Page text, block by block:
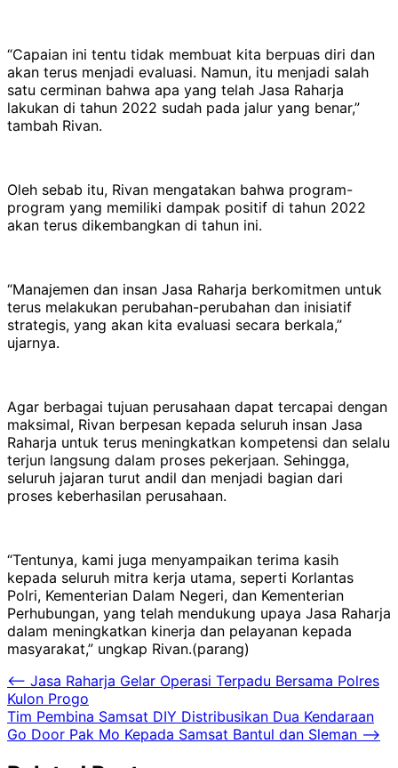
“Capaian ini tentu tidak membuat kita berpuas diri dan
akan terus menjadi evaluasi. Namun, itu menjadi salah
satu cerminan bahwa apa yang telah Jasa Raharja
lakukan di tahun 2022 sudah pada jalur yang benar,”
tambah Rivan.
Oleh sebab itu, Rivan mengatakan bahwa program-
program yang memiliki dampak positif di tahun 2022
akan terus dikembangkan di tahun ini.
“Manajemen dan insan Jasa Raharja berkomitmen untuk
terus melakukan perubahan-perubahan dan inisiatif
strategis, yang akan kita evaluasi secara berkala,”
ujarnya.
Agar berbagai tujuan perusahaan dapat tercapai dengan
maksimal, Rivan berpesan kepada seluruh insan Jasa
Raharja untuk terus meningkatkan kompetensi dan selalu
terjun langsung dalam proses pekerjaan. Sehingga,
seluruh jajaran turut andil dan menjadi bagian dari
proses keberhasilan perusahaan.
“Tentunya, kami juga menyampaikan terima kasih
kepada seluruh mitra kerja utama, seperti Korlantas
Polri, Kementerian Dalam Negeri, dan Kementerian
Perhubungan, yang telah mendukung upaya Jasa Raharja
dalam meningkatkan kinerja dan pelayanan kepada
masyarakat,” ungkap Rivan.(parang)
Navigasi
pos
⟵ Jasa Raharja Gelar Operasi Terpadu Bersama Polres
Kulon Progo
Tim Pembina Samsat DIY Distribusikan Dua Kendaraan
Go Door Pak Mo Kepada Samsat Bantul dan Sleman ⟶